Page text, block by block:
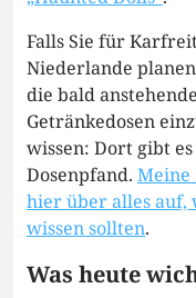
Falls Sie für
Niederlande
die bald
Getränkedosen
wissen: Dort gibt
Dosenpfand. Meine
hier über alles auf,
wissen sollten.
Was heute